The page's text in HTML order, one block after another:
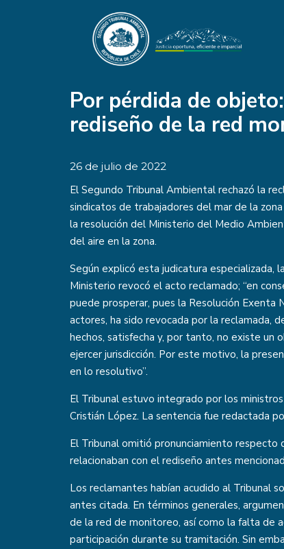
Por pérdida de
rediseño de la red
26 de julio de 2022
El Segundo Tribunal Ambiental rechazó la
sindicatos de trabajadores del mar de la
la resolución del Ministerio del Medio
del aire en la zona.
Según explicó esta judicatura especializada,
Ministerio revocó el acto reclamado; “en
puede prosperar, pues la Resolución Exenta
actores, ha sido revocada por la reclamada,
hechos, satisfecha y, por tanto, no existe un
ejercer jurisdicción. Por este motivo, la
en lo resolutivo”.
El Tribunal estuvo integrado por los
Cristián López. La sentencia fue redactada
El Tribunal omitió pronunciamiento respecto
relacionaban con el rediseño antes
Los reclamantes habían acudido al Tribunal
antes citada. En términos generales,
de la red de monitoreo, así como la falta de
participación durante su tramitación. Sin